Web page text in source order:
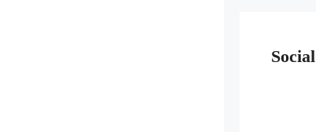
Social